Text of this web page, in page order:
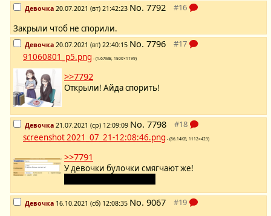
Девочка 20.07.2021 (вт) 21:42:23 No. 7792
Закрыли чтоб не спорили.
Девочка 20.07.2021 (вт) 22:40:15 No. 7796
91060801_p5.png - (1.67MB, 1500×1199)
>>7792
Открыли! Айда спорить!
Девочка 21.07.2021 (ср) 12:09:09 No. 7798
screenshot 2021_07_21-12:08:46.png - (86.14KB, 1112×423)
>>7791
У девочки булочки смягчают же!
Девочка 16.10.2021 (сб) 12:08:35 No. 9067